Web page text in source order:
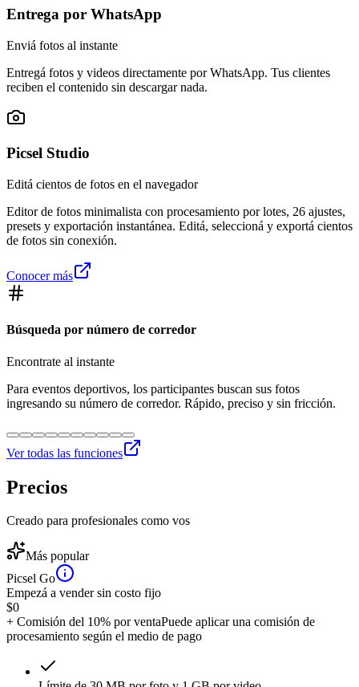
Entrega por WhatsApp
Enviá fotos al instante
Entregá fotos y videos directamente por WhatsApp. Tus clientes
reciben el contenido sin descargar nada.
Picsel Studio
Editá cientos de fotos en el navegador
Editor de fotos minimalista con procesamiento por lotes, 26 ajustes,
presets y exportación instantánea. Editá, seleccioná y exportá cientos
de fotos sin conexión.
Conocer más
Búsqueda por número de corredor
Encontrate al instante
Para eventos deportivos, los participantes buscan sus fotos
ingresando su número de corredor. Rápido, preciso y sin fricción.
Ver todas las funciones
Precios
Creado para profesionales como vos
Más popular
Picsel Go
Empezá a vender sin costo fijo
$0
+ Comisión del 10% por ventaPuede aplicar una comisión de
procesamiento según el medio de pago